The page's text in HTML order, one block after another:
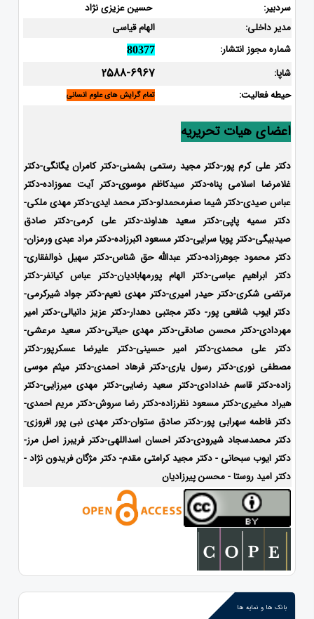
سردبیر:
حسین عزیزی نژاد
مدیر داخلی:
الهام قیاسی
شماره مجوز انتشار:
80377
شاپا: 2588-6967
حیطه فعالیت: تمام گرایش های علوم انسانی
اعضای هیات تحریریه
دکتر علی کرم پور-دکتر مجید رستمی بشمنی-دکتر کامران یگانگی-دکتر
غلامرضا اسلامی پناه-دکتر سیدکاظم موسوی-دکتر آیت عموزاده-دکتر
عباس صیدی-دکتر شیما صفرمحمدلو-دکتر محمد ایدی-دکتر مهدی ملکی-
دکتر سمیه پاپی-دکتر سعید هداوند-دکتر علی کرمی-دکتر صادق
صیدبیگی-دکتر پویا سرایی-دکتر مسعود اکبرزاده-دکتر مراد عبدی ورمزان-
دکتر محمود جوهرزاده-دکتر عبدالله حق شناس-دکتر سهیل ذوالفقاری-
دکتر ابراهیم عباسی-دکتر الهام پورمهابادیان-دکتر عباس کیانفر-دکتر
مرتضی شکری-دکتر حیدر امیری-دکتر مهدی نعیم-دکتر جواد شیرکرمی-
دکتر ایوب شافعی پور- دکتر مجتبی دهدار-دکتر عزیز دانیالی-دکتر امیر
مهردادی-دکتر محسن صادقی-دکتر مهدی حیاتی-دکتر سعید مرعشی-
دکتر علی محمدی-دکتر امیر حسینی-دکتر علیرضا عسکرپور-دکتر
مصطفی نوری-دکتر رسول یاری-دکتر فرهاد احمدی-دکتر میثم موسی
زاده-دکتر قاسم خدادادی-دکتر سعید رضایی-دکتر مهدی میرزایی-دکتر
هیراد مخیری-دکتر مسعود نظرزاده-دکتر رضا سروش-دکتر مریم احمدی-
دکتر فاطمه سهرابی پور-دکتر صادق ستوان-دکتر مهدی نبی پور افروزی-
دکتر محمدسجاد شیرودی-دکتر احسان اسداللهی-دکتر فریبرز اصل مرز-
دکتر ایوب سبحانی - دکتر مجید کرامتی مقدم- دکتر مژگان فریدون نژاد -
دکتر امید روستا - محسن پیرزادیان
بانک ها و نمایه ها